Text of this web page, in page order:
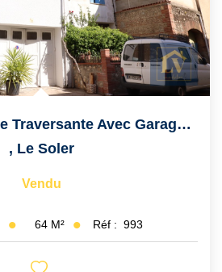
Maison De Village Traversante Avec Garage Et Terrasse
, Le Soler
Vendu
64 M² Réf : 993